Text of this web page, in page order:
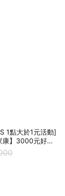
1點大於1元活動]
康】3000元好禮
無法存入錢包中